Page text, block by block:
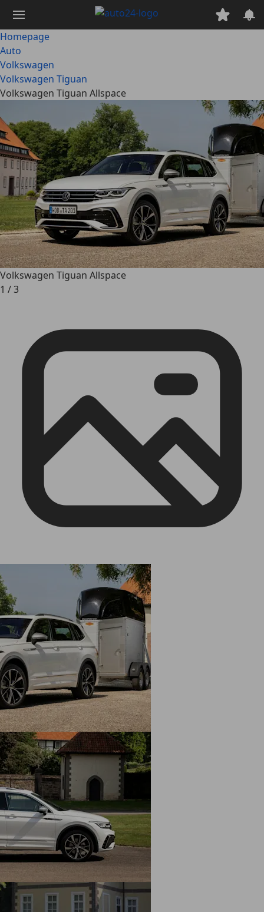
naar
hoofdinhoud
Homepage
Auto
Volkswagen
Volkswagen Tiguan
Volkswagen Tiguan Allspace
Volkswagen Tiguan Allspace
1 /3